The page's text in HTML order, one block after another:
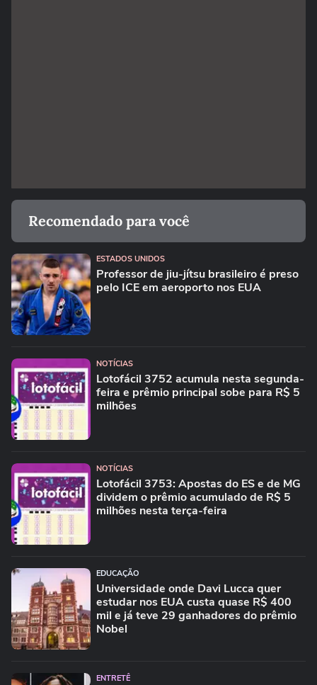
Recomendado para você
ESTADOS UNIDOS
Professor de jiu-jítsu brasileiro é preso
pelo ICE em aeroporto nos EUA
NOTÍCIAS
Lotofácil 3752 acumula nesta segunda-
feira e prêmio principal sobe para R$ 5
milhões
NOTÍCIAS
Lotofácil 3753: Apostas do ES e de MG
dividem o prêmio acumulado de R$ 5
milhões nesta terça-feira
EDUCAÇÃO
Universidade onde Davi Lucca quer
estudar nos EUA custa quase R$ 400
mil e já teve 29 ganhadores do prêmio
Nobel
ENTRETÊ